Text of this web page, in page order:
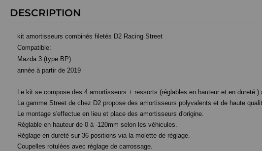
DESCRIPTION
kit amortisseurs combinés filetés D2 Racing Street
Compatible:
Mazda 3 (type BP)
année à partir de 2019
Le kit se compose des 4 amortisseurs + ressorts (réglables en hauteur et en dureté
La gamme Street de chez D2 propose des amortisseurs polyvalents et de haute
Le montage s'effectue en lieu et place des amortisseurs d'origine.
Réglable en hauteur de 0 à -120mm selon les véhicules.
Réglage en dureté sur 36 positions via la molette de réglage.
Coupelles rotulées avec réglage de carrossage.